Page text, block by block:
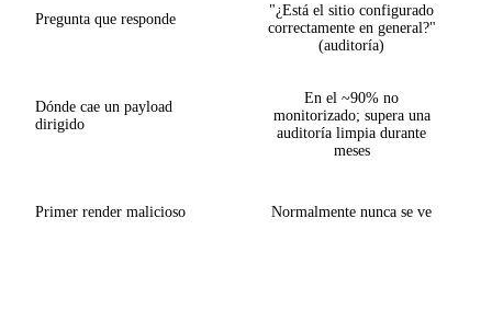
Pregunta que responde
"¿Está el sitio configurado
correctamente en general?"
(auditoría)
Dónde cae un payload
dirigido
En el ~90% no
monitorizado; supera una
auditoría limpia durante
meses
Primer render malicioso Normalmente nunca se ve